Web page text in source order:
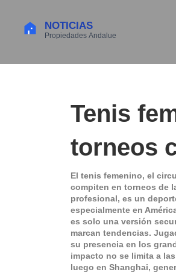
Tenis
torneos
El tenis femenino, el
compiten en torneos de
profesional, es un
especialmente en
es solo una versión
marcan tendencias.
su presencia en los
impacto no se limita a
luego en Shanghai,